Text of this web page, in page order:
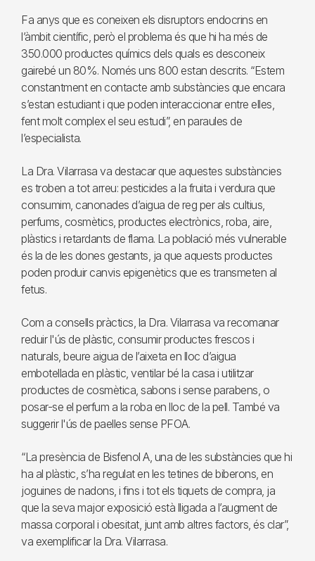
Fa anys que es coneixen els disruptors endocrins en
l’àmbit científic, però el problema és que hi ha més de
350.000 productes químics dels quals es desconeix
gairebé un 80%. Només uns 800 estan descrits. “Estem
constantment en contacte amb substàncies que encara
s’estan estudiant i que poden interaccionar entre elles,
fent molt complex el seu estudi”, en paraules de
l’especialista.
La Dra. Vilarrasa va destacar que aquestes substàncies
es troben a tot arreu: pesticides a la fruita i verdura que
consumim, canonades d’aigua de reg per als cultius,
perfums, cosmètics, productes electrònics, roba, aire,
plàstics i retardants de flama. La població més vulnerable
és la de les dones gestants, ja que aquests productes
poden produir canvis epigenètics que es transmeten al
fetus.
Com a consells pràctics, la Dra. Vilarrasa va recomanar
reduir l'ús de plàstic, consumir productes frescos i
naturals, beure aigua de l’aixeta en lloc d’aigua
embotellada en plàstic, ventilar bé la casa i utilitzar
productes de cosmètica, sabons i sense parabens, o
posar-se el perfum a la roba en lloc de la pell. També va
suggerir l'ús de paelles sense PFOA.
“La presència de Bisfenol A, una de les substàncies que hi
ha al plàstic, s’ha regulat en les tetines de biberons, en
joguines de nadons, i fins i tot els tiquets de compra, ja
que la seva major exposició està lligada a l’augment de
massa corporal i obesitat, junt amb altres factors, és clar”,
va exemplificar la Dra. Vilarrasa.